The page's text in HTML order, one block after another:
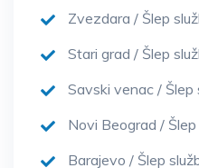
Zvezdara / Šlep
Stari grad / Šlep
Savski venac / Šlep
Novi Beograd /
Barajevo / Šlep